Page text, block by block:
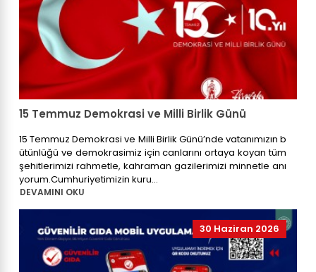
15 Temmuz Demokrasi ve Milli Birlik Günü
15 Temmuz Demokrasi ve Milli Birlik Günü’nde vatanımızın b
ütünlüğü ve demokrasimiz için canlarını ortaya koyan tüm
şehitlerimizi rahmetle, kahraman gazilerimizi minnetle anı
yorum.Cumhuriyetimizin kuru...
DEVAMINI OKU
30 Haziran 2026